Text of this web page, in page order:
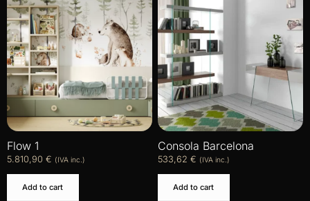
Flow 1
5.810,90 € (IVA inc.)
Add to cart
Consola Barcelona
533,62 € (IVA inc.)
Add to cart